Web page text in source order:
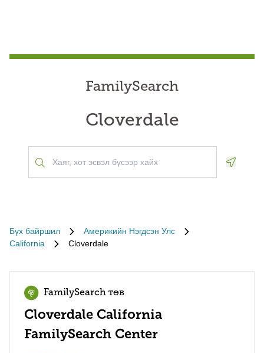
FamilySearch
Cloverdale
Бүх байршил
Америкийн Нэгдсэн Улс
California
Cloverdale
FamilySearch төв
Cloverdale California
FamilySearch Center